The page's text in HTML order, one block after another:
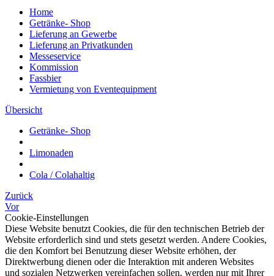
Home
Getränke- Shop
Lieferung an Gewerbe
Lieferung an Privatkunden
Messeservice
Kommission
Fassbier
Vermietung von Eventequipment
Übersicht
Getränke- Shop
Limonaden
Cola / Colahaltig
Zurück
Vor
Cookie-Einstellungen
Diese Website benutzt Cookies, die für den technischen Betrieb der
Website erforderlich sind und stets gesetzt werden. Andere Cookies,
die den Komfort bei Benutzung dieser Website erhöhen, der
Direktwerbung dienen oder die Interaktion mit anderen Websites
und sozialen Netzwerken vereinfachen sollen, werden nur mit Ihrer